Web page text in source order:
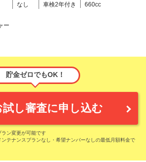
なし
車検2年付き
660cc
ー
貯金ゼロでもOK！
試し審査に申し込む
ン変更が可能です
テナンスプランなし・希望ナンバーなしの最低月額料金で